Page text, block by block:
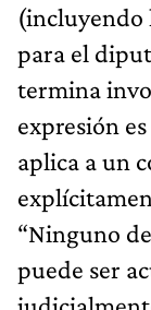
(incluyendo
para el
termina
expresión
aplica a un
“Ninguno
puede ser